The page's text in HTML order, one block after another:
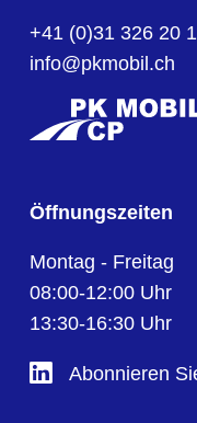
+41 (0)31 326 20
info@pkmobil.ch
Öffnungszeiten
Montag - Freitag
08:00-12:00 Uhr
13:30-16:30 Uhr
Abonnieren